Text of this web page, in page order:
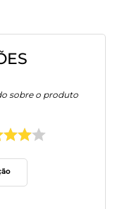
sobre o produto